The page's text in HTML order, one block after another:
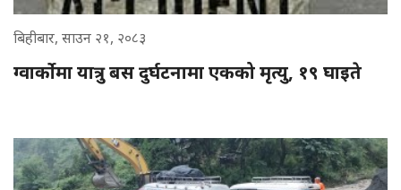
बिहीबार, साउन २१, २०८३
ग्वार्कोमा यात्रु बस दुर्घटनामा एकको मृत्यु, १९ घाइते